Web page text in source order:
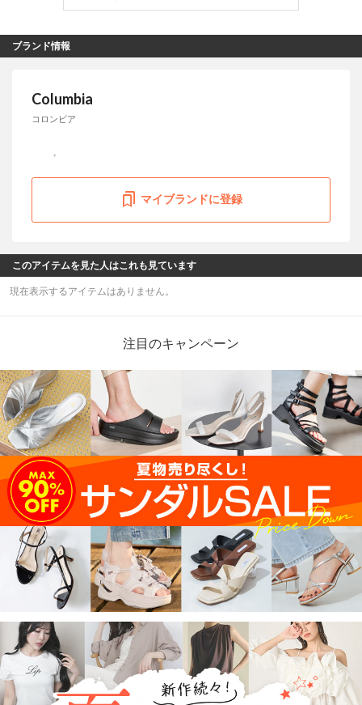
ブランド情報
Columbia
コロンビア
マイブランドに登録
このアイテムを見た人はこれも見ています
現在表示するアイテムはありません。
注目のキャンペーン